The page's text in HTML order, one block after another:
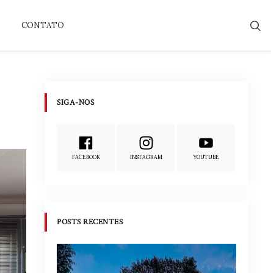
CONTATO
SIGA-NOS
FACEBOOK INSTAGRAM YOUTUBE
POSTS RECENTES